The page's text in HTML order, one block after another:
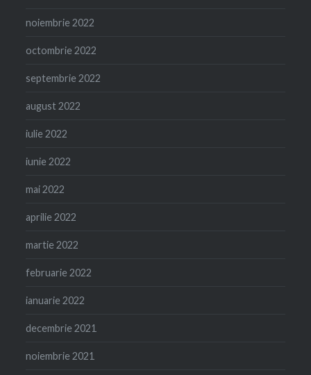
noiembrie 2022
octombrie 2022
septembrie 2022
august 2022
iulie 2022
iunie 2022
mai 2022
aprilie 2022
martie 2022
februarie 2022
ianuarie 2022
decembrie 2021
noiembrie 2021